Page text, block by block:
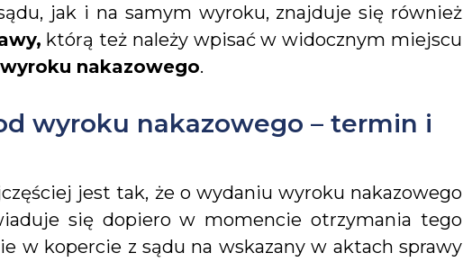
jak i na samym wyroku, znajduje się również
którą też należy wpisać w widocznym miejscu
nakazowego.
wyroku nakazowego – termin i
jest tak, że o wydaniu wyroku nakazowego
się dopiero w momencie otrzymania tego
w kopercie z sądu na wskazany w aktach sprawy